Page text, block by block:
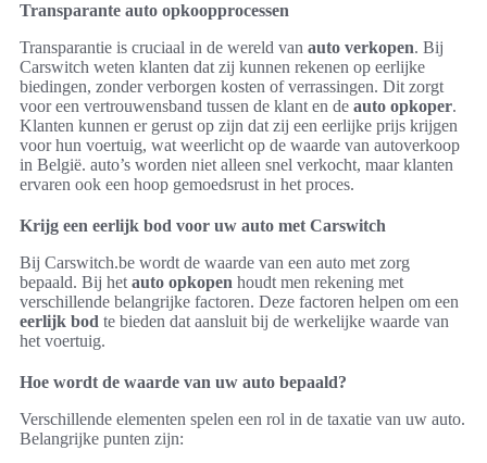
Transparante auto opkoopprocessen
Transparantie is cruciaal in de wereld van auto verkopen. Bij
Carswitch weten klanten dat zij kunnen rekenen op eerlijke
biedingen, zonder verborgen kosten of verrassingen. Dit zorgt
voor een vertrouwensband tussen de klant en de auto opkoper.
Klanten kunnen er gerust op zijn dat zij een eerlijke prijs krijgen
voor hun voertuig, wat weerlicht op de waarde van autoverkoop
in België. auto’s worden niet alleen snel verkocht, maar klanten
ervaren ook een hoop gemoedsrust in het proces.
Krijg een eerlijk bod voor uw auto met Carswitch
Bij Carswitch.be wordt de waarde van een auto met zorg
bepaald. Bij het auto opkopen houdt men rekening met
verschillende belangrijke factoren. Deze factoren helpen om een
eerlijk bod te bieden dat aansluit bij de werkelijke waarde van
het voertuig.
Hoe wordt de waarde van uw auto bepaald?
Verschillende elementen spelen een rol in de taxatie van uw auto.
Belangrijke punten zijn: